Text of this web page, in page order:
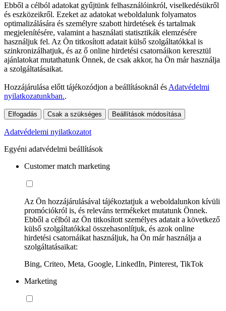
Ebből a célból adatokat gyűjtünk felhasználóinkról, viselkedésükről
és eszközeikről. Ezeket az adatokat weboldalunk folyamatos
optimalizálására és személyre szabott hirdetések és tartalmak
megjelenítésére, valamint a használati statisztikák elemzésére
használjuk fel. Az Ön titkosított adatait külső szolgáltatókkal is
szinkronizálhatjuk, és az ő online hirdetési csatornáikon keresztül
ajánlatokat mutathatunk Önnek, de csak akkor, ha Ön már használja
a szolgáltatásaikat.
Hozzájárulása előtt tájékozódjon a beállításoknál és Adatvédelmi
nyilatkozatunkban..
Elfogadás Csak a szükséges Beállítások módosítása
Adatvédelemi nyilatkozatot
Egyéni adatvédelmi beállítások
Customer match marketing
Az Ön hozzájárulásával tájékoztatjuk a weboldalunkon kívüli
promóciókról is, és releváns termékeket mutatunk Önnek.
Ebből a célból az Ön titkosított személyes adatait a következő
külső szolgáltatókkal összehasonlítjuk, és azok online
hirdetési csatornáikat használjuk, ha Ön már használja a
szolgáltatásaikat:
Bing, Criteo, Meta, Google, LinkedIn, Pinterest, TikTok
Marketing